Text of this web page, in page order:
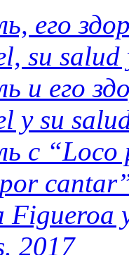
его
su
и его
y su
с “Loco
2017